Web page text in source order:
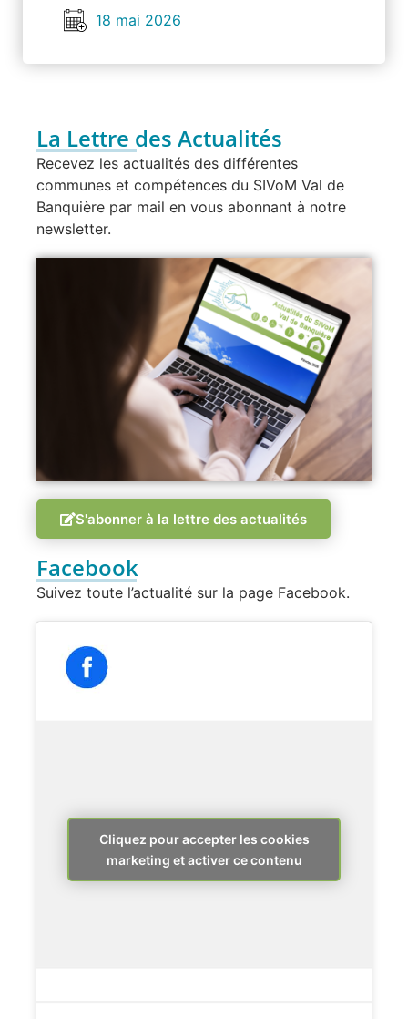
18 mai 2026
La Lettre des Actualités
Recevez les actualités des différentes
communes et compétences du SIVoM Val de
Banquière par mail en vous abonnant à notre
newsletter.
S'abonner à la lettre des actualités
Facebook
Suivez toute l’actualité sur la page Facebook.
Cliquez pour accepter les cookies
marketing et activer ce contenu